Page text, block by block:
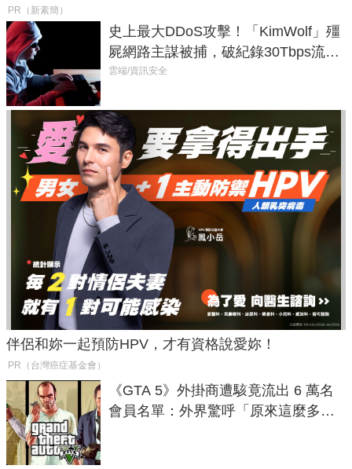
PR（新素簡）
史上最大DDoS攻擊！「KimWolf」殭
屍網路主謀被捕，破紀錄30Tbps流量
癱瘓全球！
雲端/資訊安全
伴侶和妳一起預防HPV，才有資格說愛妳！
PR（台灣癌症基金會）
《GTA 5》外掛商遭駭竟流出 6 萬名
會員名單：外界驚呼「原來這麼多人